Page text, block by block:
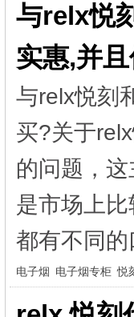
与relx悦
实惠,并
与relx悦刻
买?关于
的问题，
是市场上
都有不同
电子烟 电子烟专柜 悦